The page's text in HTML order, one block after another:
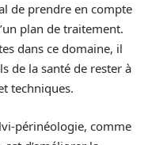
de prendre en compte
plan de traitement.
dans ce domaine, il
de la santé de rester à
techniques.
périnéologie, comme